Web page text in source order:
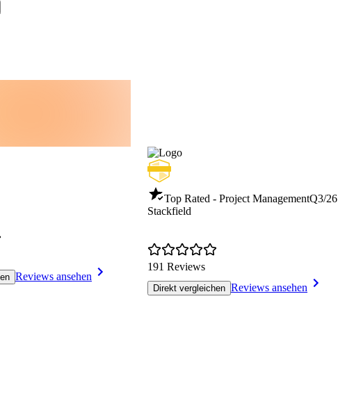
Reviews ansehen
Top Rated - Project ManagementQ3/26
Stackfield
191 Reviews
Direkt vergleichen Reviews ansehen